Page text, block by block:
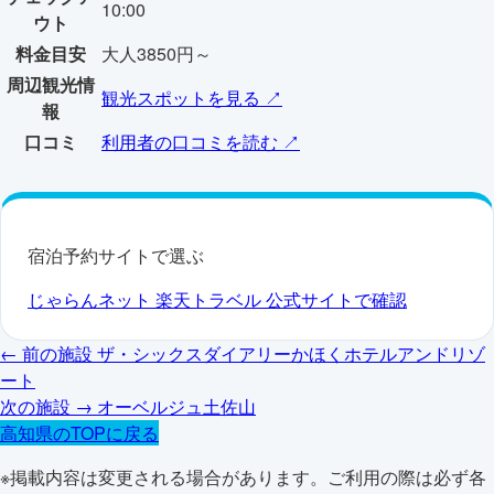
ウト
10:00
料金目安
大人3850円～
周辺観光情
報
観光スポットを見る ↗
口コミ
利用者の口コミを読む ↗
宿泊予約サイトで選ぶ
じゃらんネット 楽天トラベル公式サイトで確認
← 前の施設 ザ・シックスダイアリーかほくホテルアンドリゾ
ート
次の施設 → オーベルジュ土佐山
高知県のTOPに戻る
※掲載内容は変更される場合があります。ご利用の際は必ず各